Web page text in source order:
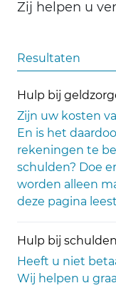
Zij helpen u
Resultaten
Hulp bij
Zijn uw kosten
En is het
rekeningen te
schulden? Doe
worden alleen
deze pagina
Hulp bij schulden
Heeft u niet
Wij helpen u